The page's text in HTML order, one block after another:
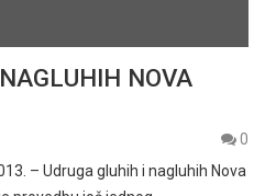
NOVA
0
– Udruga gluhih i nagluhih Nova